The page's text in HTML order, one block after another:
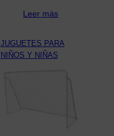
Leer más
JUGUETES PARA
NIÑOS Y NIÑAS